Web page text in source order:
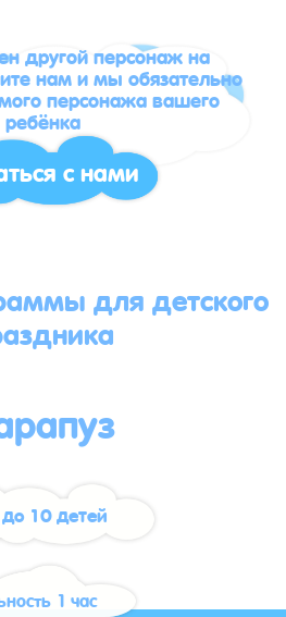
другой персонаж на
нам и мы обязательно
персонажа вашего
ребёнка
с нами
для детского
до 10 детей
1 час